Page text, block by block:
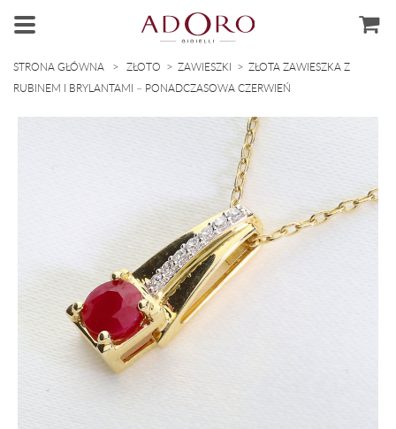
STRONA GŁÓWNA > ZŁOTO > ZAWIESZKI > ZŁOTA ZAWIESZKA Z
RUBINEM I BRYLANTAMI – PONADCZASOWA CZERWIEŃ